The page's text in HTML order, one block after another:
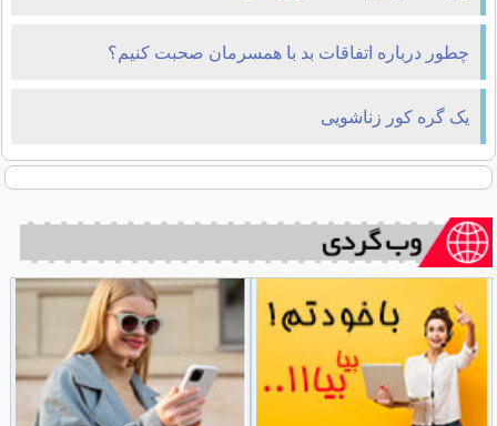
چطور درباره اتفاقات بد با همسرمان صحبت کنیم؟
یک گره کور زناشویی